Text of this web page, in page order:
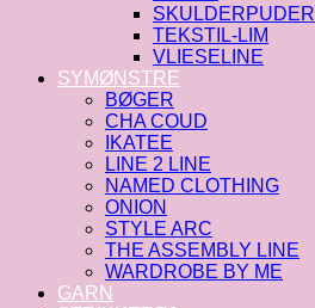
SKULDERPUDER
TEKSTIL-LIM
VLIESELINE
SYMØNSTRE
BØGER
CHA COUD
IKATEE
LINE 2 LINE
NAMED CLOTHING
ONION
STYLE ARC
THE ASSEMBLY LINE
WARDROBE BY ME
GARN